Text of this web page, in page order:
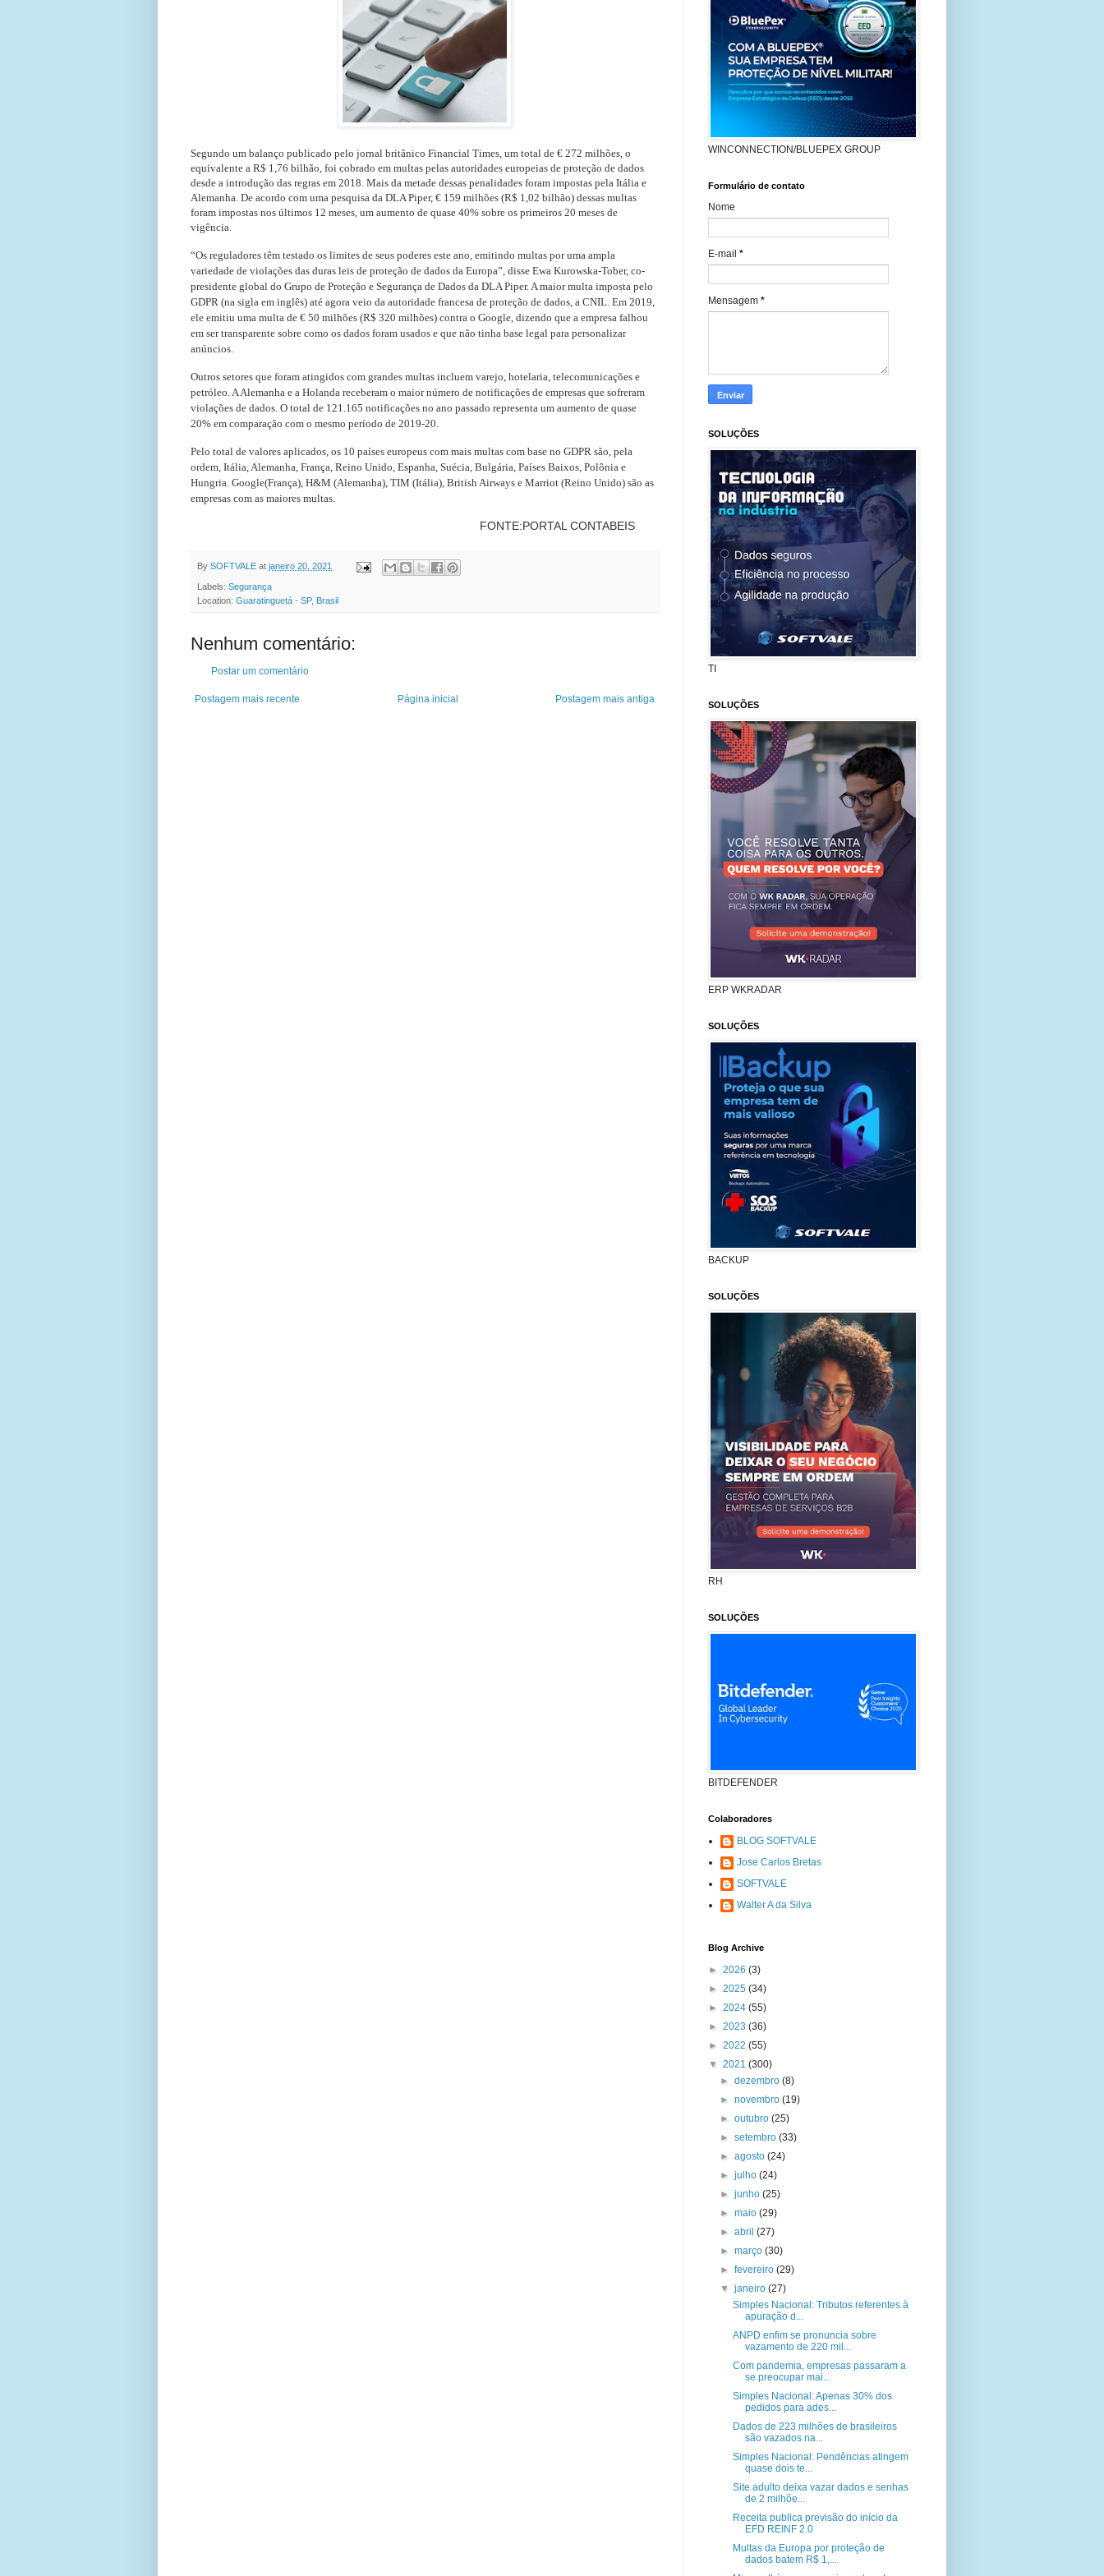
Segundo um balanço publicado pelo jornal britânico Financial Times, um total de € 272 milhões, o
equivalente a R$ 1,76 bilhão, foi cobrado em multas pelas autoridades europeias de proteção de dados
desde a introdução das regras em 2018. Mais da metade dessas penalidades foram impostas pela Itália e
Alemanha. De acordo com uma pesquisa da DLA Piper, € 159 milhões (R$ 1,02 bilhão) dessas multas
foram impostas nos últimos 12 meses, um aumento de quase 40% sobre os primeiros 20 meses de
vigência.
“Os reguladores têm testado os limites de seus poderes este ano, emitindo multas por uma ampla
variedade de violações das duras leis de proteção de dados da Europa”, disse Ewa Kurowska-Tober, co-
presidente global do Grupo de Proteção e Segurança de Dados da DLA Piper. A maior multa imposta pelo
GDPR (na sigla em inglês) até agora veio da autoridade francesa de proteção de dados, a CNIL. Em 2019,
ele emitiu uma multa de € 50 milhões (R$ 320 milhões) contra o Google, dizendo que a empresa falhou
em ser transparente sobre como os dados foram usados e que não tinha base legal para personalizar
anúncios.
Outros setores que foram atingidos com grandes multas incluem varejo, hotelaria, telecomunicações e
petróleo. A Alemanha e a Holanda receberam o maior número de notificações de empresas que sofreram
violações de dados. O total de 121.165 notificações no ano passado representa um aumento de quase
20% em comparação com o mesmo período de 2019-20.
Pelo total de valores aplicados, os 10 países europeus com mais multas com base no GDPR são, pela
ordem, Itália, Alemanha, França, Reino Unido, Espanha, Suécia, Bulgária, Países Baixos, Polônia e
Hungria. Google(França), H&M (Alemanha), TIM (Itália), British Airways e Marriot (Reino Unido) são as
empresas com as maiores multas.
FONTE:PORTAL CONTABEIS
By SOFTVALE at janeiro 20, 2021
Labels: Segurança
Location: Guaratinguetá - SP, Brasil
Nenhum comentário:
Postar um comentário
Postagem mais recente Postagem mais antiga
Página inicial
WINCONNECTION/BLUEPEX GROUP
Formulário de contato
Nome
E-mail *
Mensagem *
SOLUÇÕES
TI
SOLUÇÕES
ERP WKRADAR
SOLUÇÕES
BACKUP
SOLUÇÕES
RH
SOLUÇÕES
BITDEFENDER
Colaboradores
BLOG SOFTVALE
Jose Carlos Bretas
SOFTVALE
Walter A da Silva
Blog Archive
► 2026 (3)
► 2025 (34)
► 2024 (55)
► 2023 (36)
► 2022 (55)
▼ 2021 (300)
►dezembro(8)
►novembro(19)
►outubro(25)
►setembro(33)
►agosto(24)
►julho(24)
►junho(25)
►maio(29)
►abril(27)
►março(30)
►fevereiro(29)
▼janeiro(27)
Simples Nacional: Tributos referentes à
apuração d...
ANPD enfim se pronuncia sobre
vazamento de 220 mil...
Com pandemia, empresas passaram a
se preocupar mai...
Simples Nacional: Apenas 30% dos
pedidos para ades...
Dados de 223 milhões de brasileiros
são vazados na...
Simples Nacional: Pendências atingem
quase dois te...
Site adulto deixa vazar dados e senhas
de 2 milhõe...
Receita publica previsão do início da
EFD REINF 2.0
Multas da Europa por proteção de
dados batem R$ 1,...